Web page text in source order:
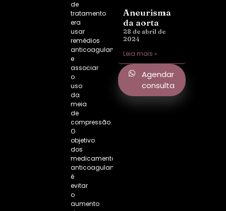
de
tratamento
era
usar
remédios
anticoagulantes
e
associar
o
uso
da
meia
de
compressão.
O
objetivo
dos
medicamentos
anticoagulantes
é
evitar
o
aumento
Aneurisma
da aorta
28 de abril de
2024
Leia mais »
Agendar
consulta